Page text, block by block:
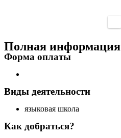
Полная информация
Форма оплаты
Виды деятельности
языковая школа
Как добраться?